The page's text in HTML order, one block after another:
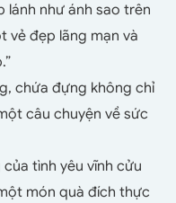
lánh như ánh sao trên
vẻ đẹp lãng mạn và
chứa đựng không chỉ
câu chuyện về sức
tình yêu vĩnh cửu
món quà đích thực